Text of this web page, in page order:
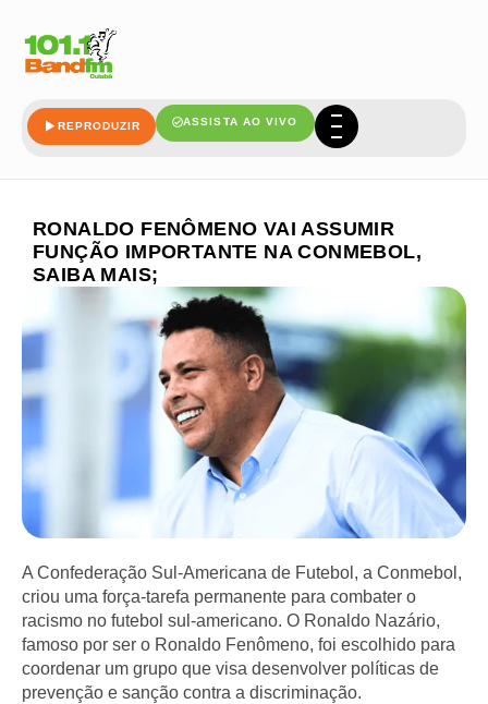
REPRODUZIR ASSISTA AO VIVO
RONALDO FENÔMENO VAI ASSUMIR
FUNÇÃO IMPORTANTE NA CONMEBOL,
SAIBA MAIS;
A Confederação Sul-Americana de Futebol, a Conmebol,
criou uma força-tarefa permanente para combater o
racismo no futebol sul-americano. O Ronaldo Nazário,
famoso por ser o Ronaldo Fenômeno, foi escolhido para
coordenar um grupo que visa desenvolver políticas de
prevenção e sanção contra a discriminação.